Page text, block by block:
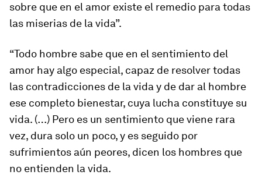
sobre que en el amor existe el remedio para todas
las miserias de la vida”.
“Todo hombre sabe que en el sentimiento del
amor hay algo especial, capaz de resolver todas
las contradicciones de la vida y de dar al hombre
ese completo bienestar, cuya lucha constituye su
vida. (…) Pero es un sentimiento que viene rara
vez, dura solo un poco, y es seguido por
sufrimientos aún peores, dicen los hombres que
no entienden la vida.